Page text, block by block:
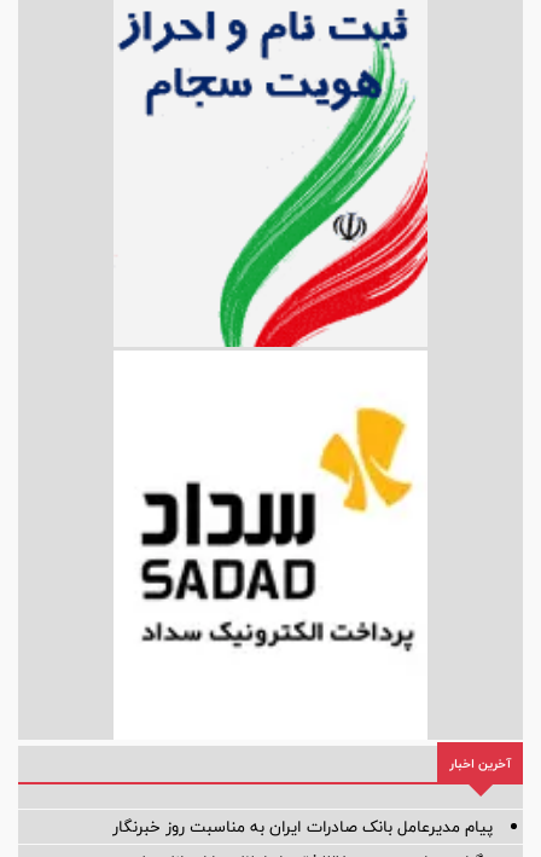
آخرین اخبار
پیام مدیرعامل بانک صادرات ایران به مناسبت روز خبرنگار